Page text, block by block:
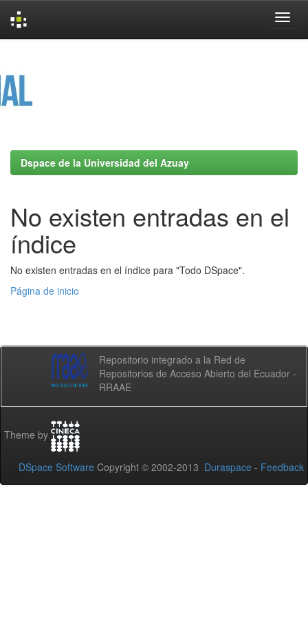
Dspace de la Universidad del Azuay
No existen entradas en el
índice
No existen entradas en el índice para "Todo DSpace".
Página de inicio
Repositorio integrado a la Red de
Repositorios de Acceso Abierto del Ecuador -
RRAAE
Theme by
DSpace Software Copyright © 2002-2013 Duraspace - Feedback